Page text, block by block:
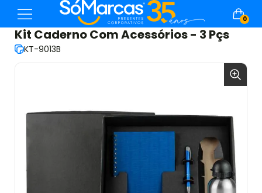
0
Kit Caderno Com Acessórios - 3 Pçs
KT-9013B